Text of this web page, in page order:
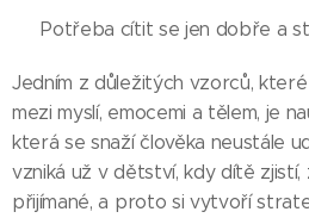
🌺 Potřeba cítit se jen dobře a
Jedním z důležitých vzorců,
mezi myslí, emocemi a tělem, je
která se snaží člověka neustále
vzniká už v dětství, kdy dítě
přijímané, a proto si vytvoří